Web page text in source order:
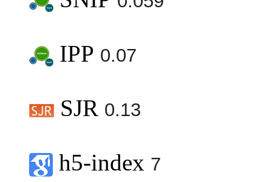
IPP 0.07
SJR 0.13
h5-index 7